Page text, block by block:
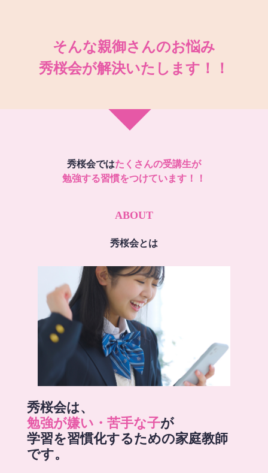
そんな親御さんのお悩み
秀桜会が解決いたします！！
秀桜会ではたくさんの受講生が
勉強する習慣をつけています！！
ABOUT
秀桜会とは
秀桜会は、
勉強が嫌い・苦手な子が
学習を習慣化するための家庭教師
です。